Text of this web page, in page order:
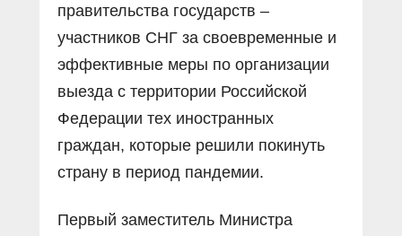
правительства государств –
участников СНГ за своевременные и
эффективные меры по организации
выезда с территории Российской
Федерации тех иностранных
граждан, которые решили покинуть
страну в период пандемии.
Первый заместитель Министра